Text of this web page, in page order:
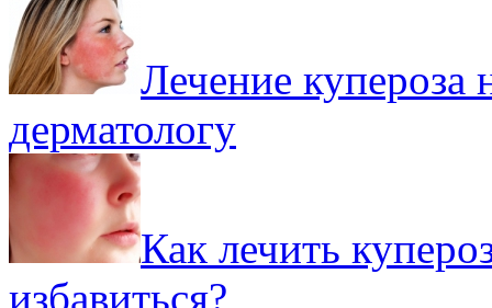
Лечение купероза
дерматологу
Как лечить
избавиться?